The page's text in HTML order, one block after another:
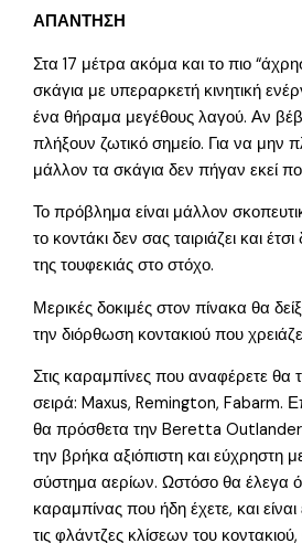
ΑΠΑΝΤΗΣΗ
Στα 17 μέτρα ακόμα και το πιο
σκάγια με υπεραρκετή κινητική
ένα θήραμα μεγέθους λαγού. Αν
πλήξουν ζωτικό σημείο. Για να μην
μάλλον τα σκάγια δεν πήγαν εκεί
Το πρόβλημα είναι μάλλον
το κοντάκι δεν σας ταιριάζει και
της τουφεκιάς στο στόχο.
Μερικές δοκιμές στον πίνακα θα
την διόρθωση κοντακιού που
Στις καραμπίνες που αναφέρετε θα
σειρά: Maxus, Remington, Fabarm.
θα πρόσθετα την Beretta Outlander
την βρήκα αξιόπιστη και εύχρηστη
σύστημα αερίων. Ωστόσο θα έλεγα
καραμπίνας που ήδη έχετε, και
τις φλάντζες κλίσεων του